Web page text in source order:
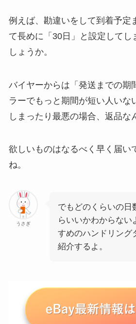
例えば、勘違いをして到着予定
て長めに「30日」と設定してし
しょうか。
バイヤーからは「発送までの
ラーでもっと期間が短い人いな
しまったり最悪の場合、返品な
欲しいものはなるべく早く届い
ね。
うさぎ
でもどのくらいの日
らいいかわからない
すめのハンドリング
紹介するよ。